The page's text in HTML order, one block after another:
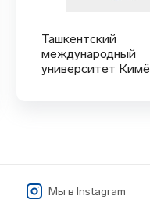
Ташкентский
международный
университет Кимё
Мы в Instagram